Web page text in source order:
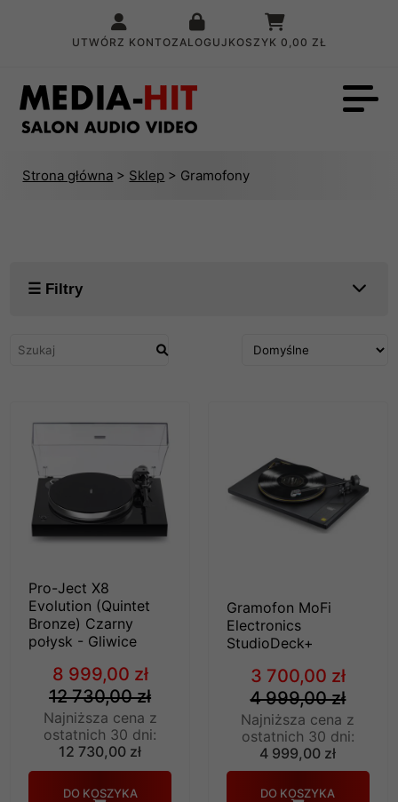
UTWÓRZ KONTOZALOGUJ KOSZYK 0,00 ZŁ
Strona główna > Sklep > Gramofony
☰ Filtry
Pro-Ject X8
Evolution (Quintet
Bronze) Czarny
połysk - Gliwice
8 999,00 zł
12 730,00 zł
Najniższa cena z
ostatnich 30 dni:
12 730,00 zł
DO KOSZYKA
Gramofon MoFi
Electronics
StudioDeck+
3 700,00 zł
4 999,00 zł
Najniższa cena z
ostatnich 30 dni:
4 999,00 zł